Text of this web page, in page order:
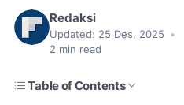
Redaksi
Updated: 25 Des, 2025
•
2 min read
Table of Contents